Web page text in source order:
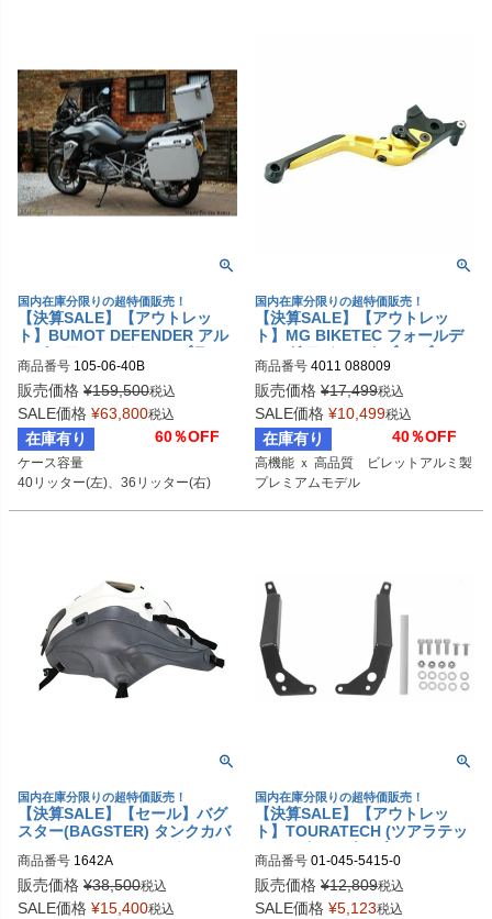
国内在庫分限りの超特価販売！
【決算SALE】【アウトレッ
ト】BUMOT DEFENDER アル
ミパニアシステム 40L ブラッ
ク BMW R1250GS/R1200GS L
C (2013-)
商品番号 105-06-40B
販売価格 ¥159,500税込
SALE価格 ¥63,800税込
在庫有り 60％OFF
ケース容量
40リッター(左)、36リッター(右)
国内在庫分限りの超特価販売！
【決算SALE】【アウトレッ
ト】MG BIKETEC フォールデ
ィング アジャスタブル ブレー
キレバー ゴールド BMW F700/
800GS / K1200/K1600 / R1200
GS
商品番号 4011 088009
販売価格 ¥17,499税込
SALE価格 ¥10,499税込
在庫有り 40％OFF
高機能 ｘ 高品質　ビレットアルミ製
プレミアムモデル
国内在庫分限りの超特価販売！
【決算SALE】【セール】バグ
スター(BAGSTER) タンクカバ
200GS 13-16
商品番号 1642A
販売価格 ¥38,500税込
SALE価格 ¥15,400税込
国内在庫分限りの超特価販売！
【決算SALE】【アウトレッ
ト】TOURATECH (ツアラテッ
ー BMW R1250GS アドベンチ
ャー / R1200GS / R1200GS ア
ドベンチャー / R1250GS
商品番号 01-045-5415-0
販売価格 ¥12,809税込
SALE価格 ¥5,123税込